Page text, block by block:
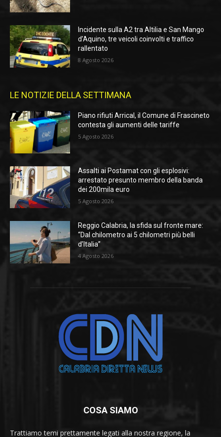
Incidente sulla A2 tra Altilia e San Mango
d’Aquino, tre veicoli coinvolti e traffico
rallentato
8 Agosto 2026
LE NOTIZIE DELLA SETTIMANA
Piano rifiuti Arrical, il Comune di Frascineto
contesta gli aumenti delle tariffe
5 Agosto 2026
Assalti ai Postamat con gli esplosivi:
arrestato presunto membro della banda
dei 200mila euro
5 Agosto 2026
Reggio Calabria, la sfida sul fronte mare:
“Dal chilometro ai 5 chilometri più belli
d’Italia”
4 Agosto 2026
COSA SIAMO
Trattiamo temi prettamente legati alla nostra regione, la